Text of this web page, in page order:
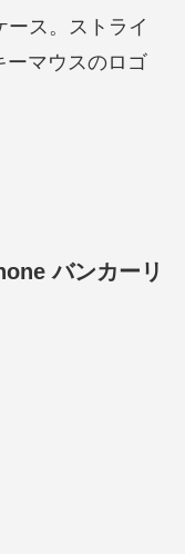
ース。ストライ
ーマウスのロゴ
バンカーリ